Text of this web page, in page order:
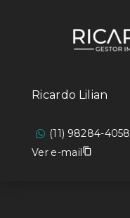
Ricardo Lilian
(11) 98284-4058
Ver e-mail